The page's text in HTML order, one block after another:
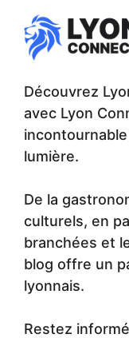
Découvrez
avec Lyon
lumière.
De la
culturels, en
branchées et
blog offre un
lyonnais.
Restez